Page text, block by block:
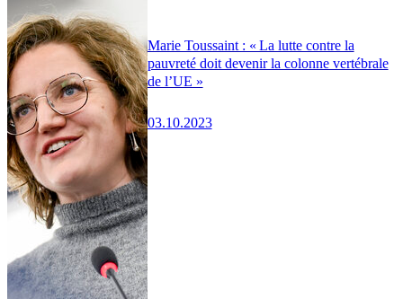
Marie Toussaint : « La lutte contre la
pauvreté doit devenir la colonne vertébrale
de l’UE »
03.10.2023